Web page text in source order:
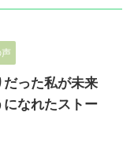
った私が未来
なれたストー